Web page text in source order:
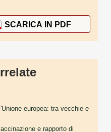
SCARICA IN PDF
europea: tra vecchie e
e rapporto di